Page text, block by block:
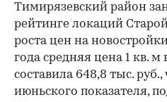
Тимирязевский район
рейтинге локаций
роста цен на
года средняя цена 1 кв.
составила 648,8 тыс.
июньского показателя,